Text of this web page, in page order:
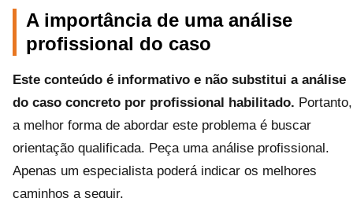
A importância de uma análise
profissional do caso
Este conteúdo é informativo e não substitui a análise
do caso concreto por profissional habilitado. Portanto,
a melhor forma de abordar este problema é buscar
orientação qualificada. Peça uma análise profissional.
Apenas um especialista poderá indicar os melhores
caminhos a seguir.